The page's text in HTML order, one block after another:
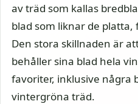
av träd som kallas
blad som liknar de
Den stora skillnaden är
behåller sina blad hela
favoriter, inklusive några
vintergröna träd.